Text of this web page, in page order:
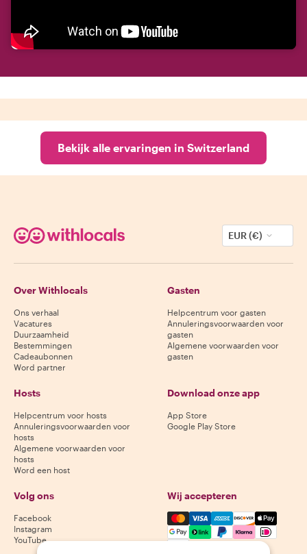
Bekijk alle ervaringen in Switzerland
EUR (€)
Over Withlocals
Ons verhaal
Vacatures
Duurzaamheid
Bestemmingen
Cadeaubonnen
Word partner
Gasten
Helpcentrum voor gasten
Annuleringsvoorwaarden voor
gasten
Algemene voorwaarden voor
gasten
Hosts
Helpcentrum voor hosts
Annuleringsvoorwaarden voor
hosts
Algemene voorwaarden voor
hosts
Word een host
Download onze app
App Store
Google Play Store
Volg ons
Facebook
Instagram
YouTube
Wij accepteren
Mastercard, Visa, Amex,